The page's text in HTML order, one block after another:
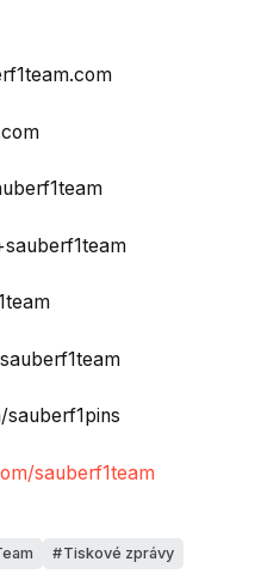
sauberf1pins
sauberf1team
Tiskové zprávy